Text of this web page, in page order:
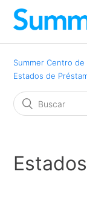
Summer Centro de
Estados de